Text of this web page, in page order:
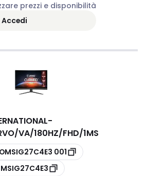
prezzi e disponibilità
Accedi
-
VA/180HZ/FHD/1MS
COMSIG27C4E3 001
MSIG27C4E3